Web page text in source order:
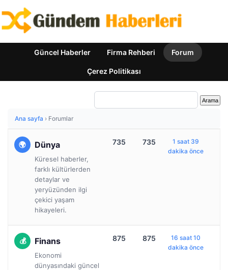
Güncel Haberler Firma Rehberi Forum
Çerez Politikası
Ana sayfa › Forumlar
Dünya
Küresel haberler,
farklı kültürlerden
detaylar ve
yeryüzünden ilgi
çekici yaşam
hikayeleri.
735 735
1 saat 39
dakika önce
Finans
Ekonomi
dünyasındaki güncel
875 875
16 saat 10
dakika önce